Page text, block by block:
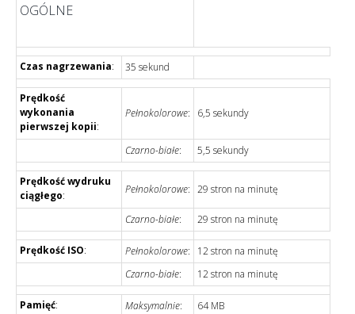
OGÓLNE
Czas nagrzewania: 35 sekund
Prędkość
wykonania
pierwszej kopii:
Pełnokolorowe: 6,5 sekundy
Czarno-białe: 5,5 sekundy
Prędkość wydruku
ciągłego: Pełnokolorowe: 29 stron na minutę
Czarno-białe: 29 stron na minutę
Prędkość ISO: Pełnokolorowe:
12 stron na minutę
Czarno-białe: 12 stron na minutę
Pamięć: Maksymalnie: 64 MB